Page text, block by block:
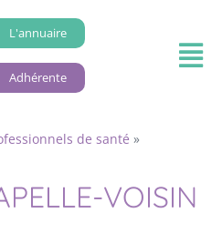
L'annuaire
Adhérente
de santé »
VOISIN